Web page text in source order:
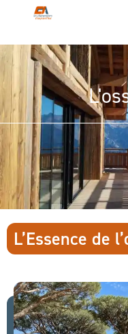
L’Essence de